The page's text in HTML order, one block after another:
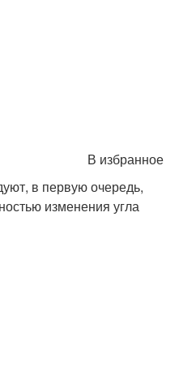
В избранное
в первую очередь,
изменения угла